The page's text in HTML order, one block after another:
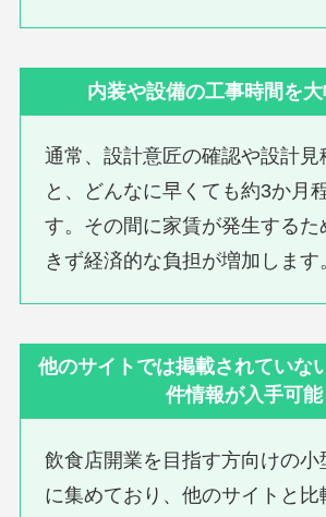
内装や設備の工事時間を
通常、設計意匠の確認や設計見
と、どんなに早くても約3か月
す。その間に家賃が発生するた
きず経済的な負担が増加します
他のサイトでは掲載されていな
件情報が入手可能
飲食店開業を目指す方向けの小
に集めており、他のサイトと比